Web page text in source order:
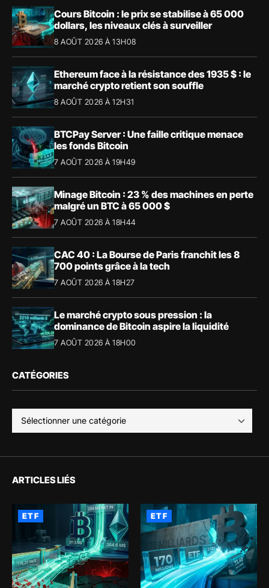
Cours Bitcoin : le prix se stabilise à 65 000
dollars, les niveaux clés à surveiller
8 AOÛT 2026 À 13H08
Ethereum face à la résistance des 1935 $ : le
marché crypto retient son souffle
8 AOÛT 2026 À 12H31
BTCPay Server : Une faille critique menace
les fonds Bitcoin
7 AOÛT 2026 À 19H49
Minage Bitcoin : 23 % des machines en perte
malgré un BTC à 65 000 $
7 AOÛT 2026 À 18H44
CAC 40 : La Bourse de Paris franchit les 8
700 points grâce à la tech
7 AOÛT 2026 À 18H27
Le marché crypto sous pression : la
dominance de Bitcoin aspire la liquidité
7 AOÛT 2026 À 18H00
CATÉGORIES
ARTICLES LIÉS
ETF ETF